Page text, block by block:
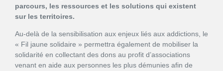
parcours, les ressources et les solutions qui existent
sur les territoires.
Au-delà de la sensibilisation aux enjeux liés aux addictions, le
« Fil jaune solidaire » permettra également de mobiliser la
solidarité en collectant des dons au profit d’associations
venant en aide aux personnes les plus démunies afin de